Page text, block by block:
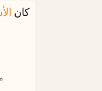
كان